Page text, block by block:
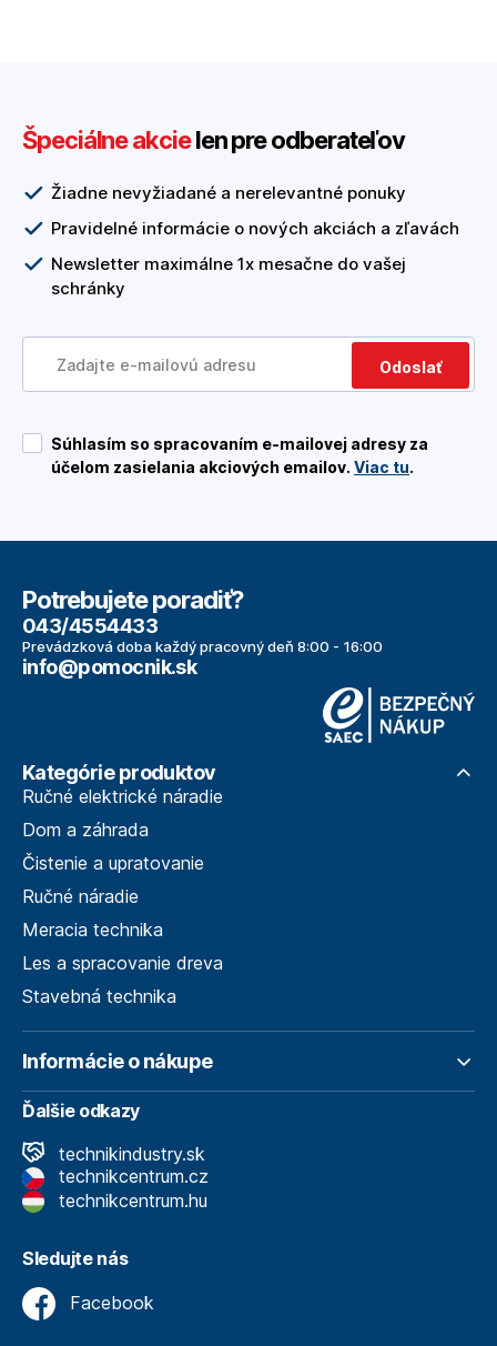
Špeciálne akcielen pre odberateľov
Žiadne nevyžiadané a nerelevantné ponuky
Pravidelné informácie o nových akciách a zľavách
Newsletter maximálne 1x mesačne do vašej
schránky
Odoslať
Súhlasím so spracovaním e-mailovej adresy za
účelom zasielania akciových emailov. Viac tu.
Potrebujete poradiť?
043/4554433
Prevádzková doba každý pracovný deň 8:00 - 16:00
info@pomocnik.sk
Kategórie produktov
Ručné elektrické náradie
Dom a záhrada
Čistenie a upratovanie
Ručné náradie
Meracia technika
Les a spracovanie dreva
Stavebná technika
Informácie o nákupe
Ďalšie odkazy
technikindustry.sk
technikcentrum.cz
technikcentrum.hu
Sledujte nás
Facebook